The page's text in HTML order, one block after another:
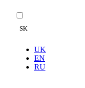
SK
UK
EN
RU